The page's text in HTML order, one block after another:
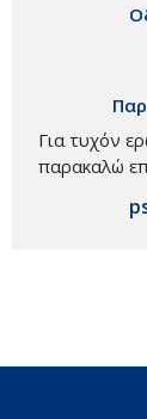
Για τυχόν
παρακαλώ